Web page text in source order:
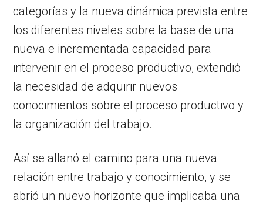
categorías y la nueva dinámica prevista entre
los diferentes niveles sobre la base de una
nueva e incrementada capacidad para
intervenir en el proceso productivo, extendió
la necesidad de adquirir nuevos
conocimientos sobre el proceso productivo y
la organización del trabajo.
Así se allanó el camino para una nueva
relación entre trabajo y conocimiento, y se
abrió un nuevo horizonte que implicaba una